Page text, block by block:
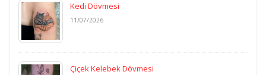
Kedi Dövmesi
11/07/2026
Çiçek Kelebek Dövmesi